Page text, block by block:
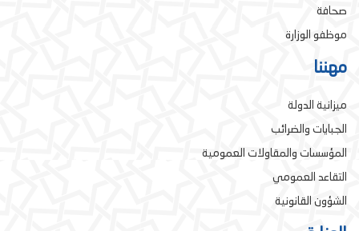
صحافة
موظفو الوزارة
مهننا
ميزانية الدولة
الجبايات والضرائب
المؤسسات والمقاولات العمومية
التقاعد العمومي
الشؤون القانونية